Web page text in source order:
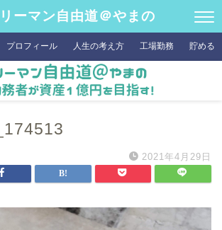
ーマン自由道＠やまの
プロフィール 人生の考え方 工場勤務 貯める
2021年4月29日